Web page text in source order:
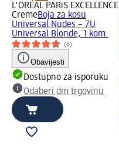
L'ORÉAL PARiS EXCELLENCE
CremeBoja za kosu
Universal Nudes – 7U
Universal Blonde, 1 kom.
(6)
Obavijesti
Dostupno za isporuku
Odaberi dm trgovinu